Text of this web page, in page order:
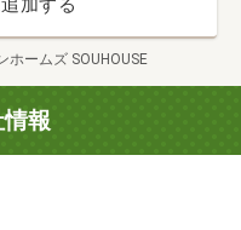
加する
ホームズ SOUHOUSE
報